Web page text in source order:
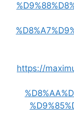
https://